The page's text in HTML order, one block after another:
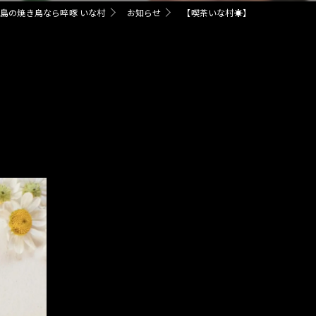
の焼き鳥なら啐啄 いな村 お知らせ 【喫茶いな村☀️】